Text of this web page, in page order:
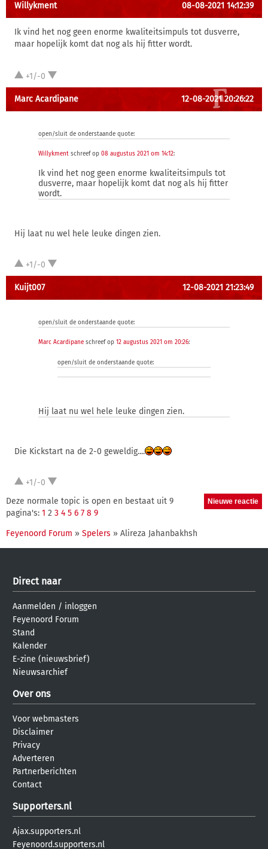
Willykment 08-08-2021 14:12:39
Ik vind het nog geen enorme kwaliteitsimpuls tot dusverre,
maar hopelijk komt dat nog als hij fitter wordt.
+1/-0
Marc Acardipane 12-08-2021 20:26:22
open/sluit de onderstaande quote:
Willykment schreef op 08 augustus 2021 om 14:12:
Ik vind het nog geen enorme kwaliteitsimpuls tot
dusverre, maar hopelijk komt dat nog als hij fitter
wordt.
Hij laat nu wel hele leuke dingen zien.
+1/-0
Kuijt007 12-08-2021 21:23:49
open/sluit de onderstaande quote:
Marc Acardipane schreef op 12 augustus 2021 om 20:26:
open/sluit de onderstaande quote:
Hij laat nu wel hele leuke dingen zien.
Die Kickstart na de 2-0 geweldig....
+1/-0
Deze normale topic is open en bestaat uit 9
pagina's: 1 2 3 4 5 6 7 8 9
Feyenoord Forum » Spelers » Alireza Jahanbakhsh
Direct naar
Aanmelden / inloggen
Feyenoord Forum
Stand
Kalender
E-zine (nieuwsbrief)
Nieuwsarchief
Over ons
Voor webmasters
Disclaimer
Privacy
Adverteren
Partnerberichten
Contact
Supporters.nl
Ajax.supporters.nl
Feyenoord.supporters.nl